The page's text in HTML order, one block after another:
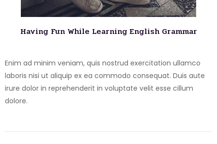
Having Fun While Learning English Grammar
Enim ad minim veniam, quis nostrud exercitation ullamco
laboris nisi ut aliquip ex ea commodo consequat. Duis aute
irure dolor in reprehenderit in voluptate velit esse cillum
dolore.